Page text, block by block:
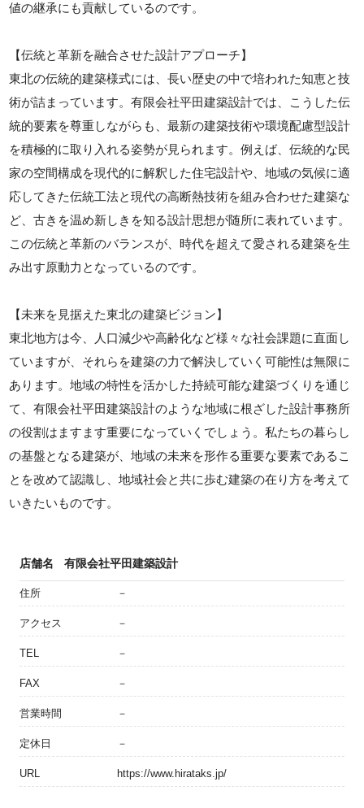
値の継承にも貢献しているのです。
【伝統と革新を融合させた設計アプローチ】
東北の伝統的建築様式には、長い歴史の中で培われた知恵と技
術が詰まっています。有限会社平田建築設計では、こうした伝
統的要素を尊重しながらも、最新の建築技術や環境配慮型設計
を積極的に取り入れる姿勢が見られます。例えば、伝統的な民
家の空間構成を現代的に解釈した住宅設計や、地域の気候に適
応してきた伝統工法と現代の高断熱技術を組み合わせた建築な
ど、古きを温め新しきを知る設計思想が随所に表れています。
この伝統と革新のバランスが、時代を超えて愛される建築を生
み出す原動力となっているのです。
【未来を見据えた東北の建築ビジョン】
東北地方は今、人口減少や高齢化など様々な社会課題に直面し
ていますが、それらを建築の力で解決していく可能性は無限に
あります。地域の特性を活かした持続可能な建築づくりを通じ
て、有限会社平田建築設計のような地域に根ざした設計事務所
の役割はますます重要になっていくでしょう。私たちの暮らし
の基盤となる建築が、地域の未来を形作る重要な要素であるこ
とを改めて認識し、地域社会と共に歩む建築の在り方を考えて
いきたいものです。
店舗名 有限会社平田建築設計
住所 －
アクセス －
TEL －
FAX －
営業時間 －
定休日 －
URL https://www.hirataks.jp/